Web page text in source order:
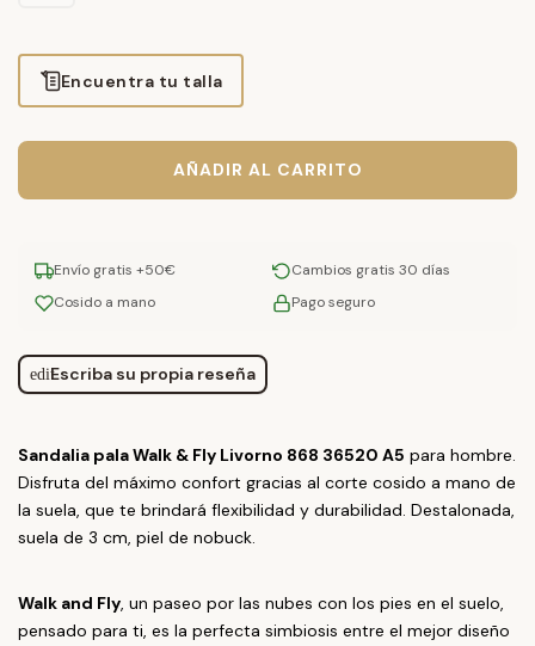
Sandalia pala Walk & Fly Livorno 868 36520 A5 para hombre.
Disfruta del máximo confort gracias al corte cosido a mano de
la suela, que te brindará flexibilidad y durabilidad. Destalonada,
suela de 3 cm, piel de nobuck.
Walk and Fly, un paseo por las nubes con los pies en el suelo,
pensado para ti, es la perfecta simbiosis entre el mejor diseño
Encuentra tu talla
AÑADIR AL CARRITO
Envío gratis +50€
Cambios gratis 30 días
Cosido a mano
Pago seguro
editEscriba su propia reseña